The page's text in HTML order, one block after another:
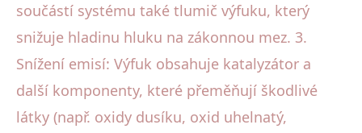
součástí systému také tlumič výfuku, který
snižuje hladinu hluku na zákonnou mez. 3.
Snížení emisí: Výfuk obsahuje katalyzátor a
další komponenty, které přeměňují škodlivé
látky (např. oxidy dusíku, oxid uhelnatý,